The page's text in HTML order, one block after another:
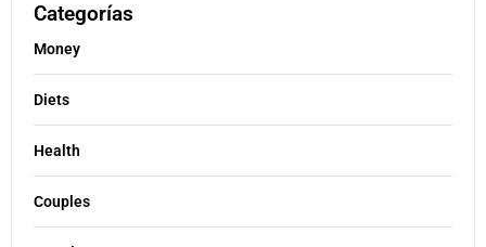
Categorías
Money
Diets
Health
Couples